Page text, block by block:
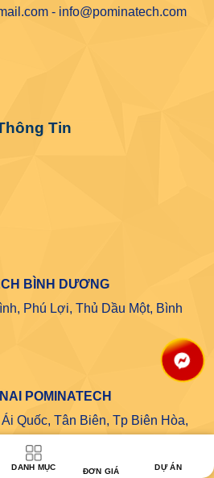
- info@pominatech.com
Tin
BÌNH DƯƠNG
Phú Lợi, Thủ Dầu Một, Bình
POMINATECH
Quốc, Tân Biên, Tp Biên Hòa,
DANH MỤC ĐƠN GIÁ DỰ ÁN